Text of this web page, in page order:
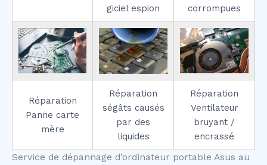
giciel espion
corrompues
Réparation
Panne carte
mère
Réparation
ségâts causés
par des
liquides
Réparation
Ventilateur
bruyant /
encrassé
Service de dépannage d’ordinateur portable Asus au